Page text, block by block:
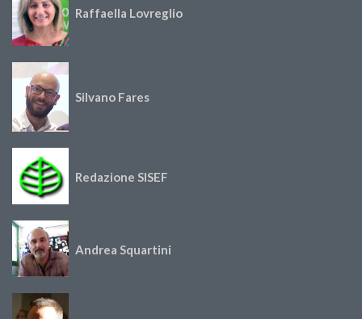
Raffaella Lovreglio
Silvano Fares
Redazione SISEF
Andrea Squartini